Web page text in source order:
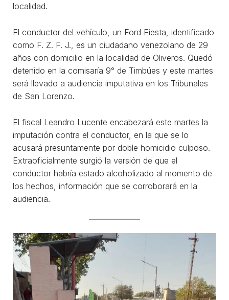
localidad.
El conductor del vehículo, un Ford Fiesta, identificado
como F. Z. F. J., es un ciudadano venezolano de 29
años con domicilio en la localidad de Oliveros. Quedó
detenido en la comisaría 9° de Timbúes y este martes
será llevado a audiencia imputativa en los Tribunales
de San Lorenzo.
El fiscal Leandro Lucente encabezará este martes la
imputación contra el conductor, en la que se lo
acusará presuntamente por doble homicidio culposo.
Extraoficialmente surgió la versión de que el
conductor habría estado alcoholizado al momento de
los hechos, información que se corroborará en la
audiencia.